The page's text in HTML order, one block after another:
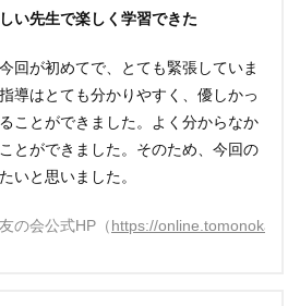
い先生で楽しく学習できた
回が初めてで、とても緊張していま
導はとても分かりやすく、優しかっ
ことができました。よく分からなか
とができました。そのため、今回の
いと思いました。
の会公式HP（https://